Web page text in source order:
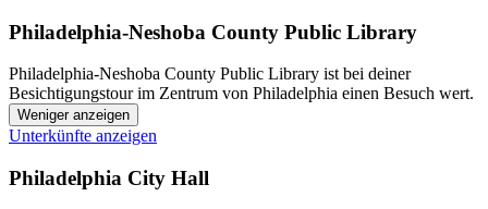
Philadelphia-Neshoba County Public Library
Philadelphia-Neshoba County Public Library ist bei deiner
Besichtigungstour im Zentrum von Philadelphia einen Besuch wert.
Weniger anzeigen
Unterkünfte anzeigen
Philadelphia City Hall